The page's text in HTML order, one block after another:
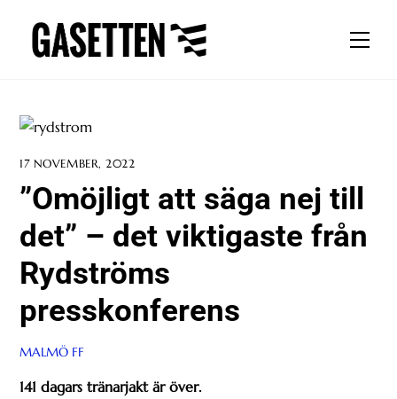
content
17 NOVEMBER, 2022
”Omöjligt att säga nej till
det” – det viktigaste från
Rydströms
presskonferens
MALMÖ FF
141 dagars tränarjakt är över.